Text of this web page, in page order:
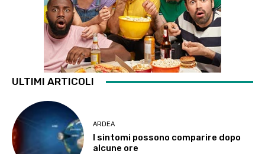
ULTIMI ARTICOLI
ARDEA
I sintomi possono comparire dopo
alcune ore